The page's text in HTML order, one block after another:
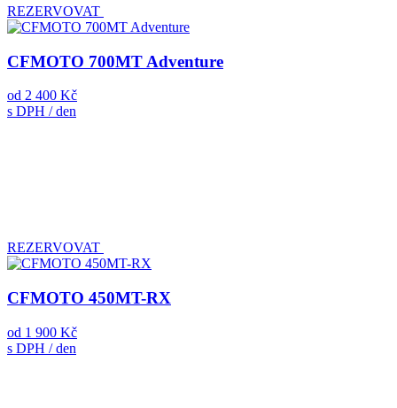
REZERVOVAT
CFMOTO 700MT Adventure
od 2 400 Kč
s DPH / den
REZERVOVAT
CFMOTO 450MT-RX
od 1 900 Kč
s DPH / den